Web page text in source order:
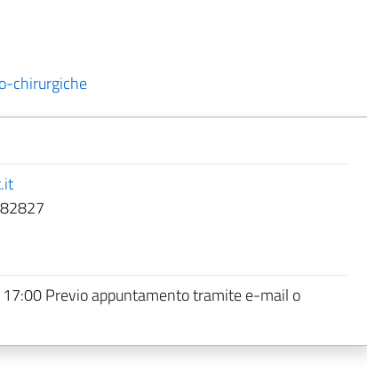
chirurgiche
Previo appuntamento tramite e-mail o